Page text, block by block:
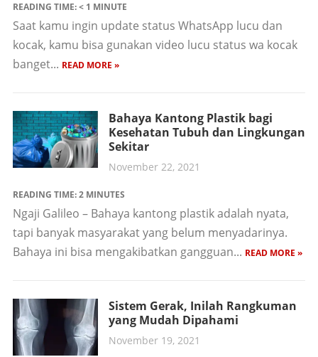
READING TIME:< 1 MINUTE
Saat kamu ingin update status WhatsApp lucu dan
kocak, kamu bisa gunakan video lucu status wa kocak
banget... READ MORE »
Bahaya Kantong Plastik bagi
Kesehatan Tubuh dan Lingkungan
Sekitar
November 22, 2021
READING TIME:2 MINUTES
Ngaji Galileo – Bahaya kantong plastik adalah nyata,
tapi banyak masyarakat yang belum menyadarinya.
Bahaya ini bisa mengakibatkan gangguan... READ MORE »
Sistem Gerak, Inilah Rangkuman
yang Mudah Dipahami
November 19, 2021